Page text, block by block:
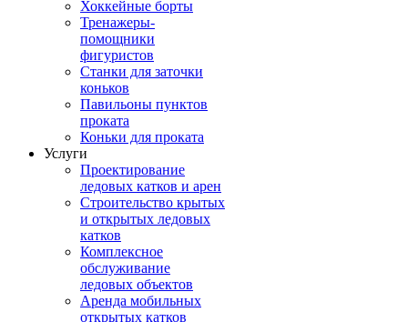
Хоккейные борты
Тренажеры-
помощники
фигуристов
Станки для заточки
коньков
Павильоны пунктов
проката
Коньки для проката
Услуги
Проектирование
ледовых катков и арен
Строительство крытых
и открытых ледовых
катков
Комплексное
обслуживание
ледовых объектов
Аренда мобильных
открытых катков